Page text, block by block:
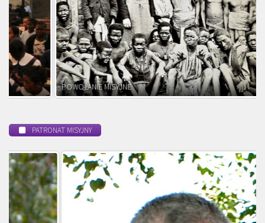
POWOŁANIE MISYJNE
PATRONAT MISYJNY